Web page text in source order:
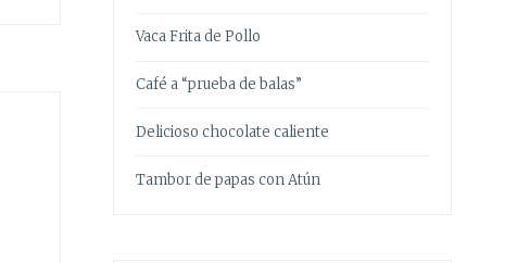
Vaca Frita de Pollo
Café a “prueba de balas”
Delicioso chocolate caliente
Tambor de papas con Atún